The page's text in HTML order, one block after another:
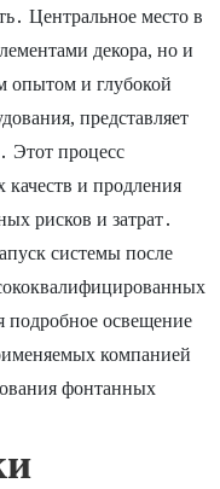
Центральное место в
декора, но и
опытом и глубокой
представляет
Этот процесс
качеств и продления
рисков и затрат․
системы после
подробное освещение
компанией
фонтанных